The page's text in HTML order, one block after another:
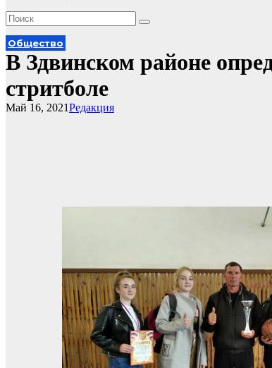
Общество
В Здвинском районе
стритболе
Редакция
Май 16, 2021